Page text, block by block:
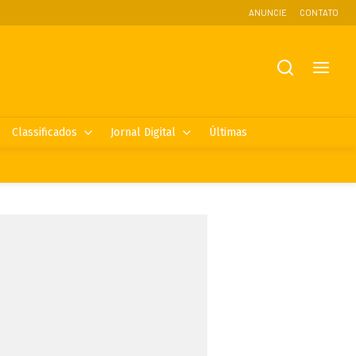
ANUNCIE CONTATO
Classificados Jornal Digital Últimas